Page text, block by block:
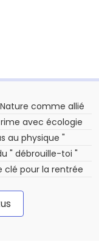
comme allié
avec écologie
au physique "
" débrouille-toi "
clé pour la rentrée